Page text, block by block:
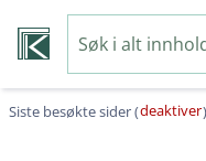
Siste besøkte sider (deaktiver)